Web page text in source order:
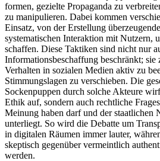
formen, gezielte Propaganda zu
zu manipulieren. Dabei kommen
Einsatz, von der Erstellung
systematischen Interaktion mit Nutzern,
schaffen. Diese Taktiken sind nicht nur
Informationsbeschaffung beschränkt; sie
Verhalten in sozialen Medien aktiv zu
Stimmungslagen zu verschieben. Die
Sockenpuppen durch solche Akteure
Ethik auf, sondern auch rechtliche
Meinung haben darf und der staatlichen
unterliegt. So wird die Debatte um
in digitalen Räumen immer lauter,
skeptisch gegenüber vermeintlich
werden.